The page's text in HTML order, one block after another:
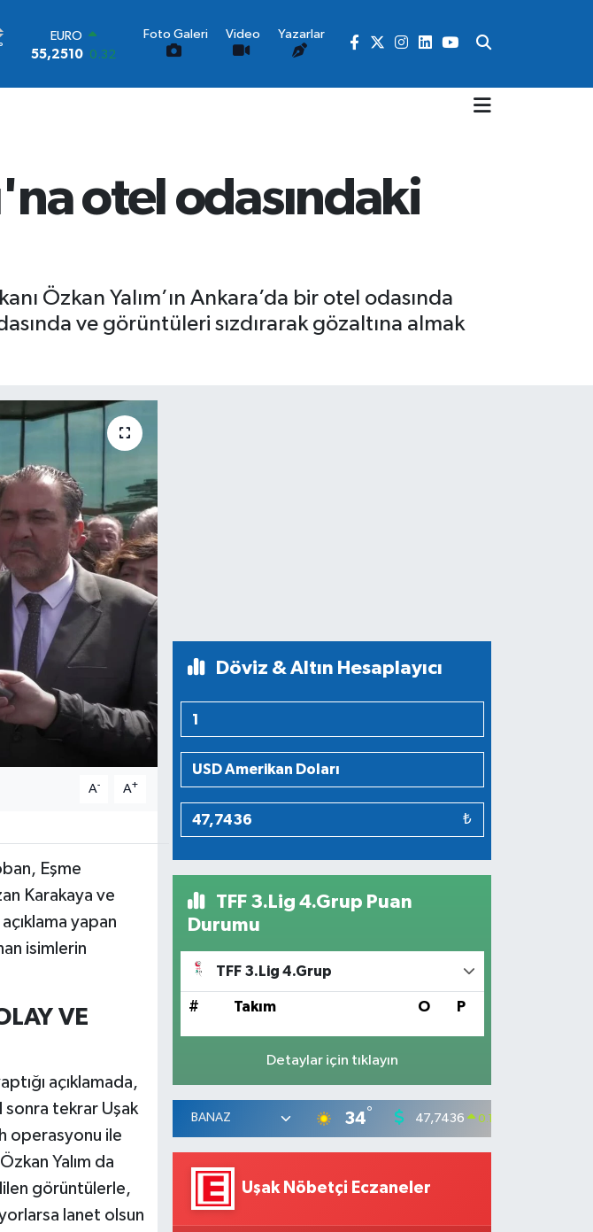
°
STERLİN
64,4811 0.38
6660.55 0.03
47,7436 0.18
Foto Galeri Video Yazarlar
otel odasındaki
Özkan Yalım’ın Ankara’da bir otel odasında
ve görüntüleri sızdırarak gözaltına almak
A- A+
Eşme
Karakaya ve
yapan
isimlerin
VE
açıklamada,
sonra tekrar Uşak
operasyonu ile
Yalım da
görüntülerle,
lanet olsun
Döviz & Altın Hesaplayıcı
₺
TFF 3.Lig 4.Grup Puan
Durumu
TFF 3.Lig 4.Grup
# Takım O P
Detaylar için tıklayın
34° 47,7436 0.18
Uşak Nöbetçi Eczaneler